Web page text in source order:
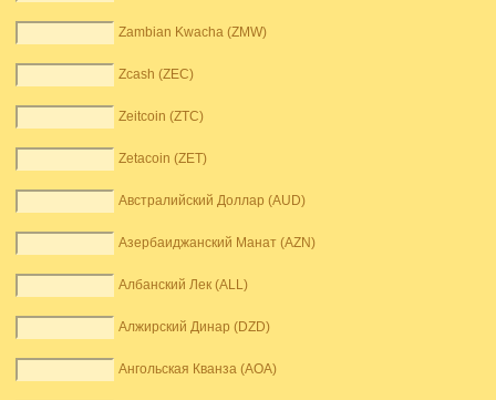
Zambian Kwacha (ZMW)
Zcash (ZEC)
Zeitcoin (ZTC)
Zetacoin (ZET)
Австралийский Доллар (AUD)
Азербаиджанский Манат (AZN)
Албанский Лек (ALL)
Алжирский Динар (DZD)
Ангольская Кванза (AOA)